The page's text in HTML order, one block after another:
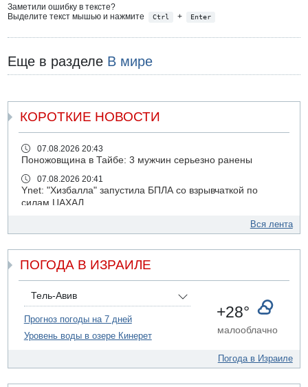
Заметили ошибку в тексте?
Выделите текст мышью и нажмите
Ctrl + Enter
Еще в разделе В мире
КОРОТКИЕ НОВОСТИ
07.08.2026 20:43
Поножовщина в Тайбе: 3 мужчин серьезно ранены
07.08.2026 20:41
Ynet: "Хизбалла" запустила БПЛА со взрывчаткой по
силам ЦАХАЛ
ДТП в Ашдоде: тяжело ранены двое маленьких детей
07.08.2026 19:14
Скончался водитель, врезавшийся в стену в
07.08.2026 17:57
Подозреваемый в домогательствах в хостеле - Гильбоа
Дахан
07.08.2026 17:55
коррупционных отношениях с Йоавом Элиаси
Вся лента
ПОГОДА В ИЗРАИЛЕ
Тель-Авив
Прогноз погоды на 7 дней
Уровень воды в озере Кинерет
+28°
малооблачно
Погода в Израиле